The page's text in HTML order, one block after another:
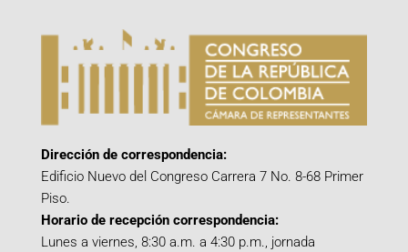
Dirección de correspondencia:
Edificio Nuevo del Congreso Carrera 7 No. 8-68 Primer
Piso.
Horario de recepción correspondencia:
Lunes a viernes, 8:30 a.m. a 4:30 p.m., jornada